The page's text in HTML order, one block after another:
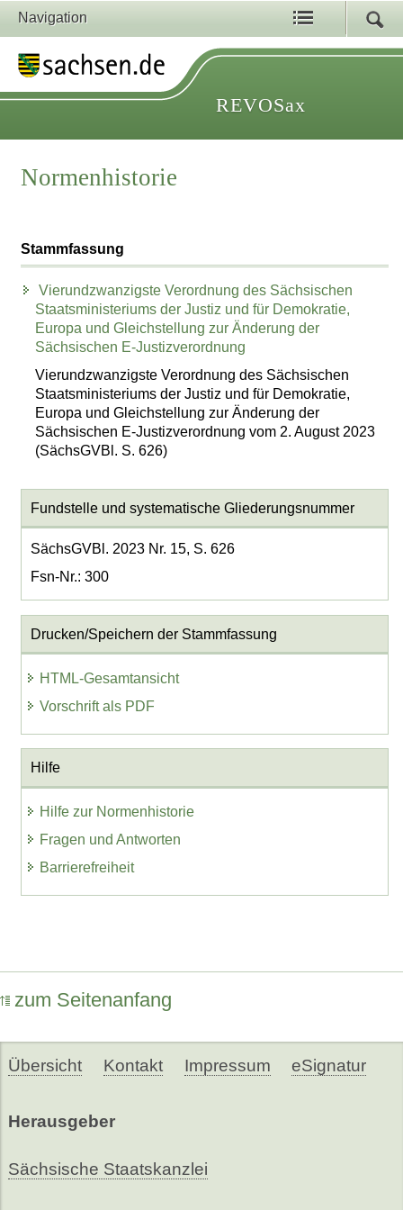
Navigation
REVOSax
Normenhistorie
Stammfassung
Vierundzwanzigste Verordnung des Sächsischen
Staatsministeriums der Justiz und für Demokratie,
Europa und Gleichstellung zur Änderung der
Sächsischen E-Justizverordnung
Vierundzwanzigste Verordnung des Sächsischen
Staatsministeriums der Justiz und für Demokratie,
Europa und Gleichstellung zur Änderung der
Sächsischen E-Justizverordnung vom 2. August 2023
(SächsGVBl. S. 626)
Fundstelle und systematische Gliederungsnummer
SächsGVBl. 2023 Nr. 15, S. 626
Fsn-Nr.: 300
Drucken/Speichern der Stammfassung
HTML-Gesamtansicht
Vorschrift als PDF
Hilfe
Hilfe zur Normenhistorie
Fragen und Antworten
Barrierefreiheit
zum Seitenanfang
Übersicht Kontakt Impressum eSignatur
Herausgeber
Sächsische Staatskanzlei